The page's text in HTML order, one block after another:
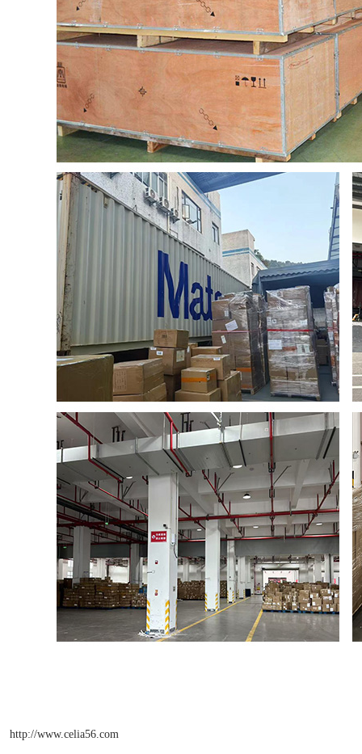
http://www.celia56.com